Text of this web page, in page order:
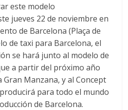
este modelo
jueves 22 de noviembre en
de Barcelona (Plaça de
de taxi para Barcelona, el
se hará junto al modelo de
a partir del próximo año
Gran Manzana, y al Concept
para todo el mundo
de Barcelona.